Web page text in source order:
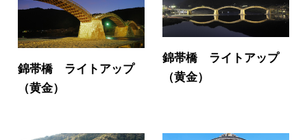
錦帯橋 ライトアップ
（黄金）
錦帯橋 ライトアップ
（黄金）